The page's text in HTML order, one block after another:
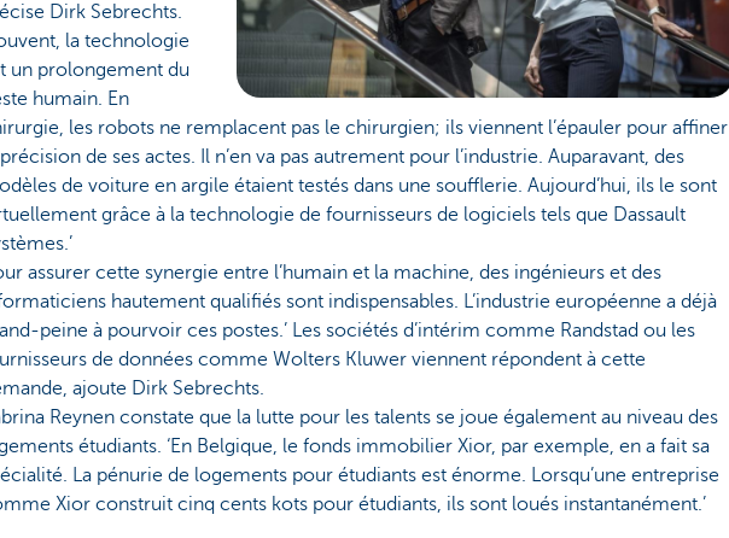
Dirk Sebrechts.
la technologie
un prolongement du
humain. En
les robots ne remplacent pas le chirurgien; ils viennent l’épauler pour affiner
de ses actes. Il n’en va pas autrement pour l’industrie. Auparavant, des
de voiture en argile étaient testés dans une soufflerie. Aujourd’hui, ils le sont
grâce à la technologie de fournisseurs de logiciels tels que Dassault
assurer cette synergie entre l’humain et la machine, des ingénieurs et des
hautement qualifiés sont indispensables. L’industrie européenne a déjà
peine à pourvoir ces postes.’ Les sociétés d’intérim comme Randstad ou les
de données comme Wolters Kluwer viennent répondent à cette
ajoute Dirk Sebrechts.
Reynen constate que la lutte pour les talents se joue également au niveau des
étudiants. ‘En Belgique, le fonds immobilier Xior, par exemple, en a fait sa
La pénurie de logements pour étudiants est énorme. Lorsqu’une entreprise
Xior construit cinq cents kots pour étudiants, ils sont loués instantanément.’